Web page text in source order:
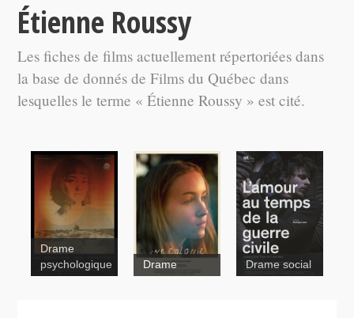
Étienne Roussy
Les fiches de films actuellement répertoriées dans
la base de donnés de Films du Québec dans
lesquelles le terme « Étienne Roussy » est cité.
Drame
psychologique
Drame Drame social